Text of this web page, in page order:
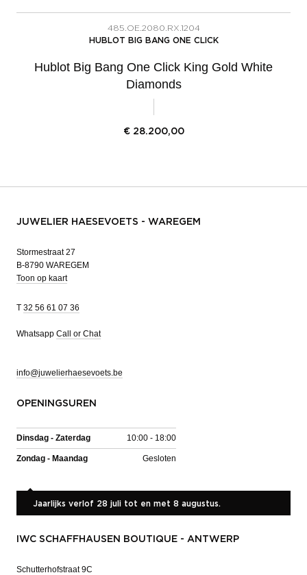
485.OE.2080.RX.1204
HUBLOT BIG BANG ONE CLICK
Hublot Big Bang One Click King Gold White
Diamonds
€ 28.200,00
JUWELIER HAESEVOETS - WAREGEM
Stormestraat 27
B-8790 WAREGEM
Toon op kaart
T 32 56 61 07 36
Whatsapp Call or Chat
info@juwelierhaesevoets.be
OPENINGSUREN
Dinsdag - Zaterdag 10:00 - 18:00
Zondag - Maandag Gesloten
Jaarlijks verlof 28 juli tot en met 8 augustus.
IWC SCHAFFHAUSEN BOUTIQUE - ANTWERP
Schutterhofstraat 9C